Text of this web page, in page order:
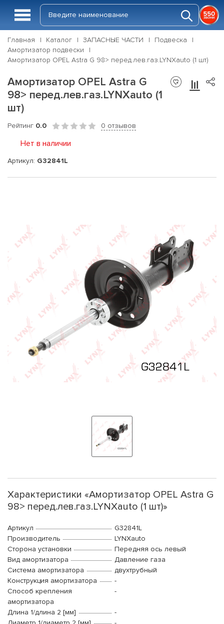
Главная Каталог ЗАПАСНЫЕ ЧАСТИ
Подвеска
Амортизатор подвески
Амортизатор OPEL Astra G 98> перед.лев.газ.LYNXauto (1 шт)
Амортизатор OPEL Astra G
98> перед.лев.газ.LYNXauto (1
шт)
Рейтинг 0.0 0 отзывов
Нет в наличии
Артикул: G32841L
Характеристики «Амортизатор OPEL Astra G
98> перед.лев.газ.LYNXauto (1 шт)»
Артикул
G32841L
Производитель
LYNXauto
Сторона установки
Передняя ось левый
Вид амортизатора
Давление газа
Система амортизатора
двухтрубный
Конструкция амортизатора
-
Способ крепления
амортизатора
-
Длина 1/длина 2 [мм]
-